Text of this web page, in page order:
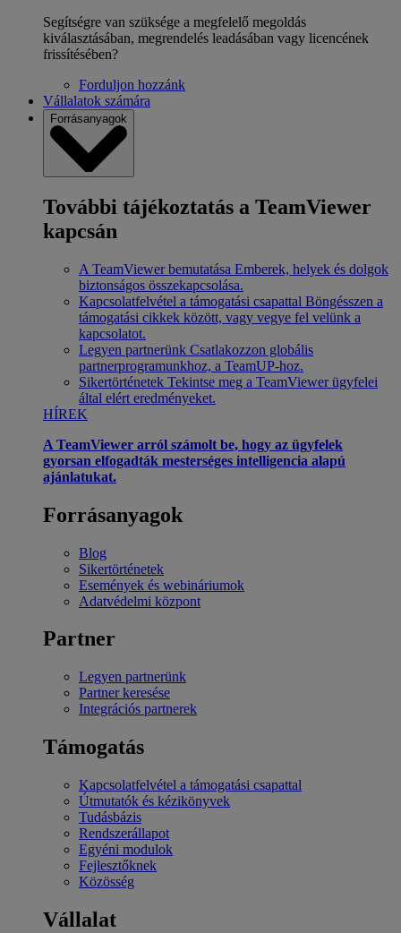
Segítségre van szüksége a megfelelő megoldás
kiválasztásában, megrendelés leadásában vagy licencének
frissítésében?
Forduljon hozzánk
Vállalatok számára
Forrásanyagok
További tájékoztatás a TeamViewer
kapcsán
A TeamViewer bemutatása Emberek, helyek és dolgok
biztonságos összekapcsolása.
Kapcsolatfelvétel a támogatási csapattal Böngésszen a
támogatási cikkek között, vagy vegye fel velünk a
kapcsolatot.
Legyen partnerünk Csatlakozzon globális
partnerprogramunkhoz, a TeamUP-hoz.
Sikertörténetek Tekintse meg a TeamViewer ügyfelei
által elért eredményeket.
HÍREK
A TeamViewer arról számolt be, hogy az ügyfelek
gyorsan elfogadták mesterséges intelligencia alapú
ajánlatukat.
Forrásanyagok
Blog
Sikertörténetek
Események és webináriumok
Adatvédelmi központ
Partner
Legyen partnerünk
Partner keresése
Integrációs partnerek
Támogatás
Kapcsolatfelvétel a támogatási csapattal
Útmutatók és kézikönyvek
Tudásbázis
Rendszerállapot
Egyéni modulok
Fejlesztőknek
Közösség
Vállalat